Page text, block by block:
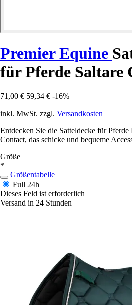
Premier Equine
für Pferde Saltare
71,00 € 59,34 € -16%
inkl. MwSt. zzgl. Versandkosten
Entdecken Sie die Satteldecke für
Contact, das schicke und bequeme
Größe
*
Größentabelle
Full 24h
Dieses Feld ist erforderlich
Versand in 24 Stunden